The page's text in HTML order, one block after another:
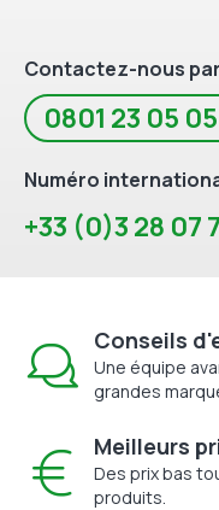
Contactez-nous
0801 23 05 05
Numéro
+33 (0)3 28 07
Conseils
Une équipe
grandes
Meilleurs
Des prix bas
produits.